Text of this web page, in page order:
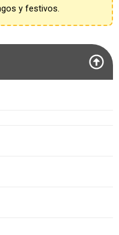
y festivos.